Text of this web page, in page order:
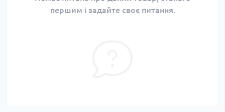
першим і задайте своє питання.